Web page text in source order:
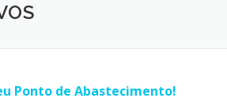
Ponto de Abastecimento!